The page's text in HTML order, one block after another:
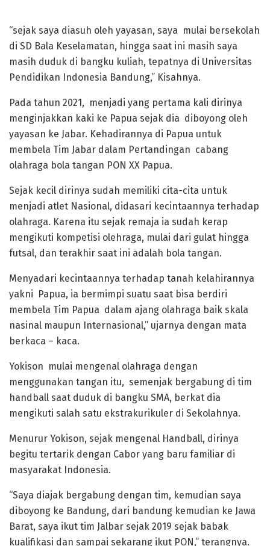
“sejak saya diasuh oleh yayasan, saya mulai bersekolah
di SD Bala Keselamatan, hingga saat ini masih saya
masih duduk di bangku kuliah, tepatnya di Universitas
Pendidikan Indonesia Bandung,” Kisahnya.
Pada tahun 2021, menjadi yang pertama kali dirinya
menginjakkan kaki ke Papua sejak dia diboyong oleh
yayasan ke Jabar. Kehadirannya di Papua untuk
membela Tim Jabar dalam Pertandingan cabang
olahraga bola tangan PON XX Papua.
Sejak kecil dirinya sudah memiliki cita-cita untuk
menjadi atlet Nasional, didasari kecintaannya terhadap
olahraga. Karena itu sejak remaja ia sudah kerap
mengikuti kompetisi olehraga, mulai dari gulat hingga
futsal, dan terakhir saat ini adalah bola tangan.
Menyadari kecintaannya terhadap tanah kelahirannya
yakni Papua, ia bermimpi suatu saat bisa berdiri
membela Tim Papua dalam ajang olahraga baik skala
nasinal maupun Internasional,” ujarnya dengan mata
berkaca – kaca.
Yokison mulai mengenal olahraga dengan
menggunakan tangan itu, semenjak bergabung di tim
handball saat duduk di bangku SMA, berkat dia
mengikuti salah satu ekstrakurikuler di Sekolahnya.
Menurur Yokison, sejak mengenal Handball, dirinya
begitu tertarik dengan Cabor yang baru familiar di
masyarakat Indonesia.
“Saya diajak bergabung dengan tim, kemudian saya
diboyong ke Bandung, dari bandung kemudian ke Jawa
Barat, saya ikut tim Jalbar sejak 2019 sejak babak
kualifikasi dan sampai sekarang ikut PON,” terangnya.